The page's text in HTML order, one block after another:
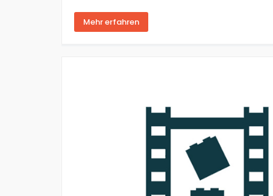
Mehr erfahren